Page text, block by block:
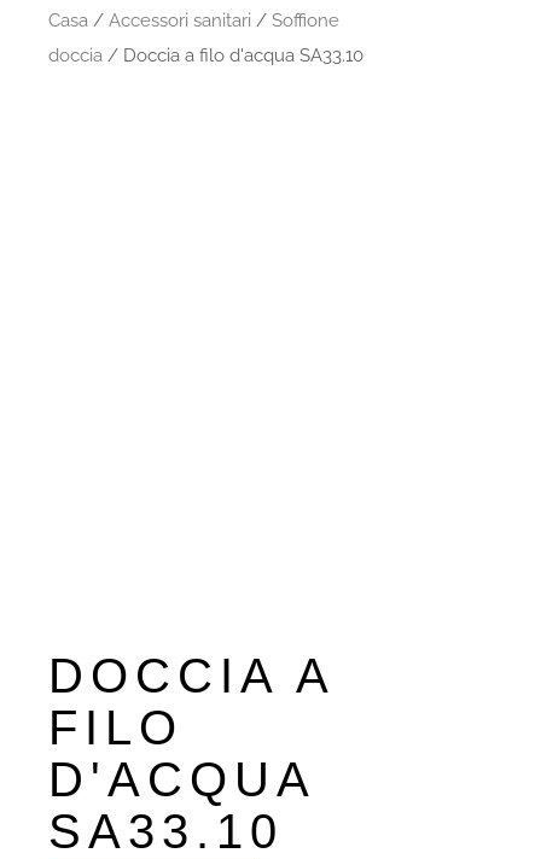
Casa /Accessori sanitari /Soffione
doccia / Doccia a filo d'acqua SA33.10
DOCCIA A
FILO
D'ACQUA
SA33.10